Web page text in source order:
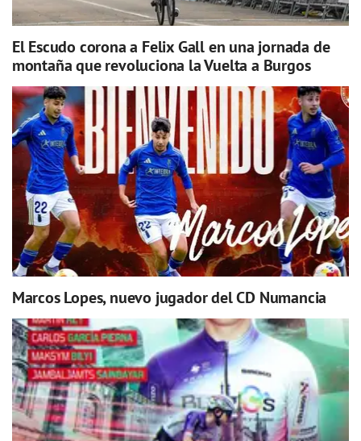
El Escudo corona a Felix Gall en una jornada de
montaña que revoluciona la Vuelta a Burgos
Marcos Lopes, nuevo jugador del CD Numancia